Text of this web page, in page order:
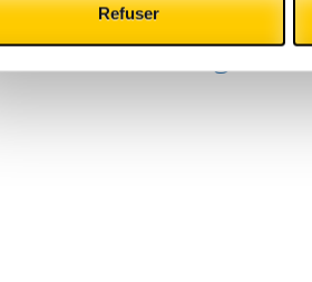
Refuser
les défis de